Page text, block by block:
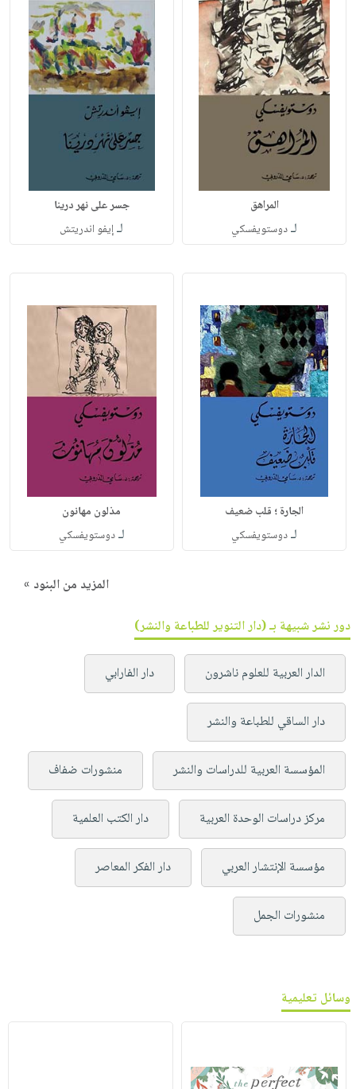
المراهق
لـدوستويفسكي
جسر على نهر درينا
لـإيفو اندريتش
الجارة ؛ قلب ضعيف
لـدوستويفسكي
مذلون مهانون
لـدوستويفسكي
المزيد من البنود »
دور نشر شبيهة بـ (دار التنوير للطباعة والنشر)
الدار العربية للعلوم ناشرون دار الفارابي
دار الساقي للطباعة والنشر
المؤسسة العربية للدراسات والنشر منشورات ضفاف
مركز دراسات الوحدة العربية دار الكتب العلمية
مؤسسة الإنتشار العربي دار الفكر المعاصر
منشورات الجمل
وسائل تعليمية